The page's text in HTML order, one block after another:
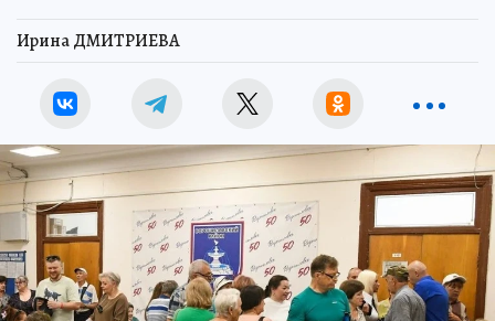
Ирина ДМИТРИЕВА